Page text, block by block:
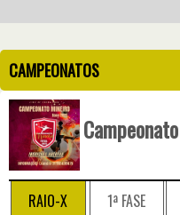
CAMPEONATOS
RAIO-X 1ª FASE